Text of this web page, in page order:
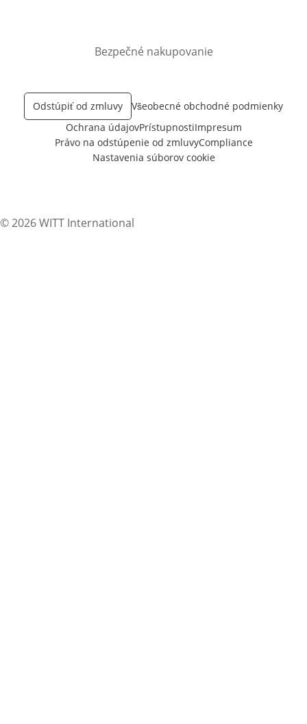
Bezpečné nakupovanie
Odstúpiť od zmluvy
Všeobecné obchodné podmienky
Ochrana údajovPrístupnostiImpresum
Právo na odstúpenie od zmluvyCompliance
Nastavenia súborov cookie
© 2026 WITT International